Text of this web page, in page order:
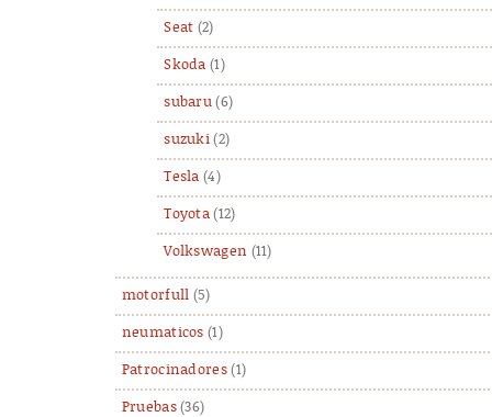
Seat (2)
Skoda (1)
subaru (6)
suzuki (2)
Tesla (4)
Toyota (12)
Volkswagen (11)
motorfull (5)
neumaticos (1)
Patrocinadores(1)
Pruebas(36)